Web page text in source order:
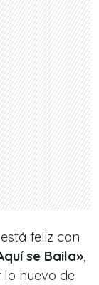
feliz con
se Baila»,
nuevo de